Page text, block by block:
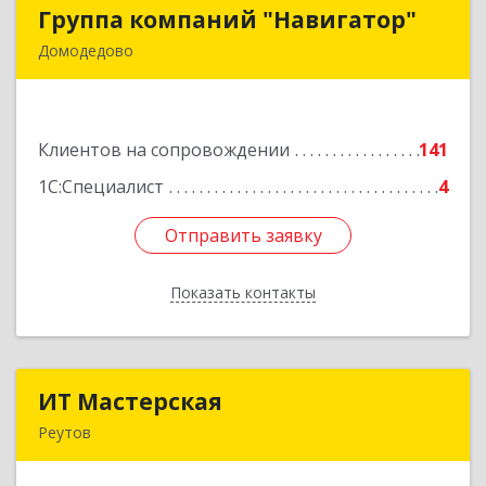
Группа компаний "Навигатор"
Домодедово
Клиентов на сопровождении
141
1С:Специалист
4
Отправить заявку
Показать контакты
Группа компаний "Навигатор"
Подробнее
Отправить заявку
Назад
ИТ Мастерская
Реутов